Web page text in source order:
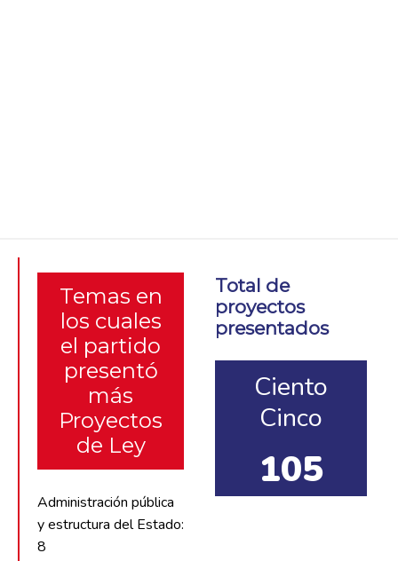
Temas en
los cuales
el partido
presentó
más
Proyectos
de Ley
Administración pública
y estructura del Estado:
8
Total de
proyectos
presentados
Ciento
Cinco
105